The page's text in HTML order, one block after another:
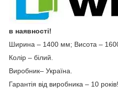
в наявності!
Ширина – 1400 мм; Висота –
Колір – білий.
Виробник– Україна.
Гарантія від виробника – 10 років!